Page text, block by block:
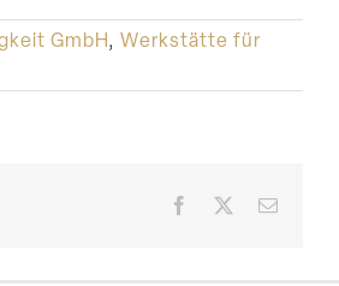
GmbH, Werkstätte für
Facebook